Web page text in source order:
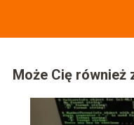
Może Cię również